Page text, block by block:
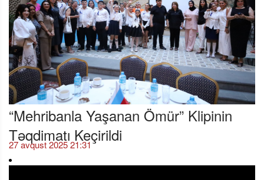
“Mehribanla Yaşanan Ömür” Klipinin
Təqdimatı Keçirildi
27 avqust 2025 21:31